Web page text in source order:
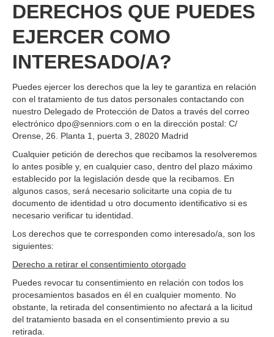
DERECHOS QUE PUEDES
EJERCER COMO
INTERESADO/A?
Puedes ejercer los derechos que la ley te garantiza en relación
con el tratamiento de tus datos personales contactando con
nuestro Delegado de Protección de Datos a través del correo
electrónico dpo@senniors.com o en la dirección postal: C/
Orense, 26. Planta 1, puerta 3, 28020 Madrid
Cualquier petición de derechos que recibamos la resolveremos
lo antes posible y, en cualquier caso, dentro del plazo máximo
establecido por la legislación desde que la recibamos. En
algunos casos, será necesario solicitarte una copia de tu
documento de identidad u otro documento identificativo si es
necesario verificar tu identidad.
Los derechos que te corresponden como interesado/a, son los
siguientes:
Derecho a retirar el consentimiento otorgado
Puedes revocar tu consentimiento en relación con todos los
procesamientos basados en él en cualquier momento. No
obstante, la retirada del consentimiento no afectará a la licitud
del tratamiento basada en el consentimiento previo a su
retirada.